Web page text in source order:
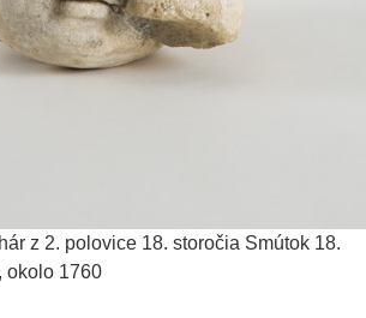
z 2. polovice 18. storočia Smútok 18.
okolo 1760